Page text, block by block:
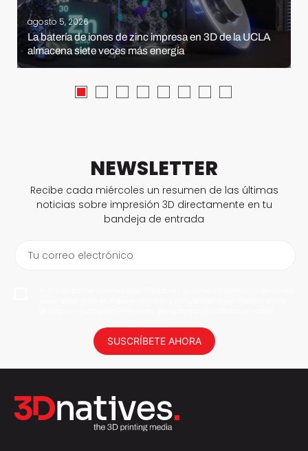
agosto 5, 2026
La batería de iones de zinc impresa en 3D de la UCLA
almacena siete veces más energía
NEWSLETTER
Recibe cada miércoles un resumen de las últimas
noticias sobre impresión 3D directamente en tu
bandeja de entrada
Tu correo electrónico
SUSCRÍBETE AHORA